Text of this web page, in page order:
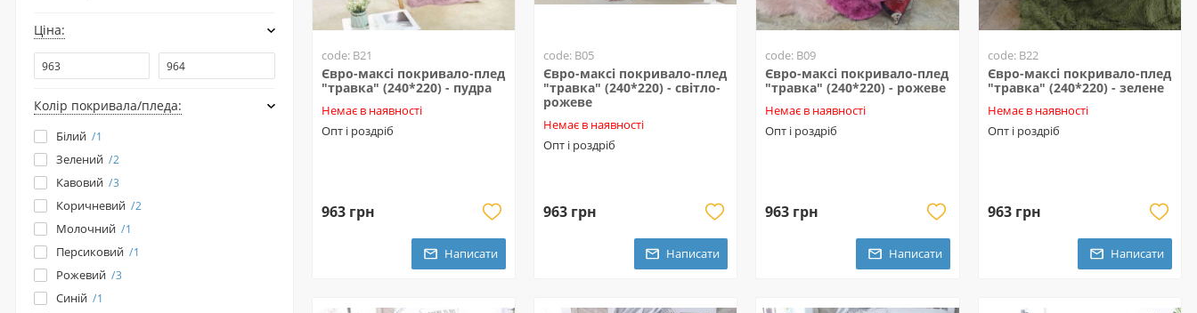
code: B21
Євро-максі покривало-плед
"травка" (240*220) - пудра
Немає в наявності
Опт і роздріб
963 грн
Написати
code: B05
Євро-максі покривало-плед
"травка" (240*220) - світло-
рожеве
Немає в наявності
Опт і роздріб
963 грн
Написати
code: B09
Євро-максі покривало-плед
"травка" (240*220) - рожеве
Немає в наявності
Опт і роздріб
963 грн
Написати
code: B22
Євро-максі покривало-плед
"травка" (240*220) - зелене
Немає в наявності
Опт і роздріб
963 грн
Написати
Ціна:
Колір покривала/пледа:
Білий 1
Зелений 2
Кавовий 3
Коричневий 2
Молочний 1
Персиковий 1
Рожевий 3
Синій 1